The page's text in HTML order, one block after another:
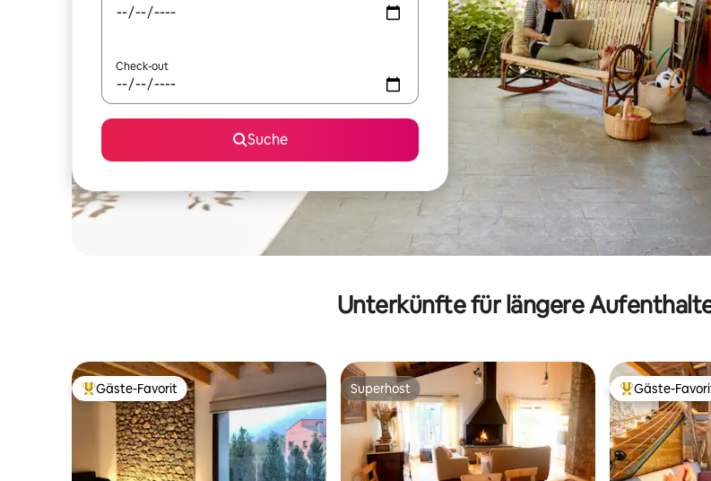
Check-out
Suche
Unterkünfte für längere
Beliebter Gäste-Favorit.
Gäste-Favorit Superhost
Superhost Beliebter
Gäste-